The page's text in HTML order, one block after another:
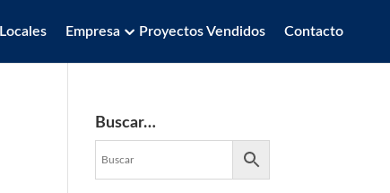
Locales Empresa Proyectos Vendidos Contacto
Buscar…